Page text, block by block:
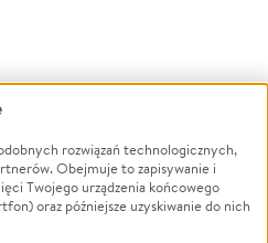
Powódź
Wichura
NGO
rozwiązań technologicznych,
Obejmuje to zapisywanie i
Twojego urządzenia końcowego
oraz późniejsze uzyskiwanie do nich